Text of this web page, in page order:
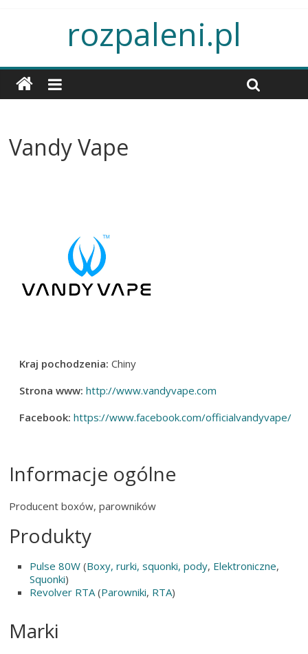
rozpaleni.pl
Vandy Vape
Kraj pochodzenia:Chiny
Strona www: http://www.vandyvape.com
Facebook: https://www.facebook.com/officialvandyvape/
Informacje ogólne
Producent boxów, parowników
Produkty
Pulse 80W (Boxy, rurki, squonki, pody, Elektroniczne,
Squonki)
Revolver RTA (Parowniki, RTA)
Marki